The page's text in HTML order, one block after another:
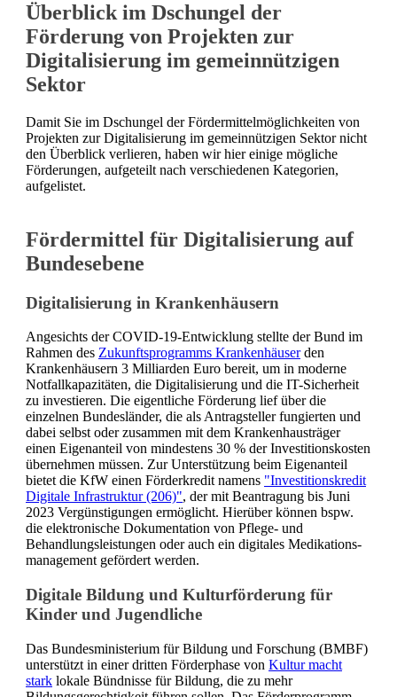
Überblick im Dschungel der
Förderung von Projekten zur
Digitalisierung im gemeinnützigen
Sektor
Damit Sie im Dschungel der Fördermittelmöglichkeiten von
Projekten zur Digitalisierung im gemeinnützigen Sektor nicht
den Überblick verlieren, haben wir hier einige mögliche
Förderungen, aufgeteilt nach verschiedenen Kategorien,
aufgelistet.
Fördermittel für Digitalisierung auf
Bundesebene
Digitalisierung in Krankenhäusern
Angesichts der COVID-19-Entwicklung stellte der Bund im
Rahmen des Zukunftsprogramms Krankenhäuserden
Krankenhäusern 3 Milliarden Euro bereit, um in moderne
Notfallkapazitäten, die Digitalisierung und die IT-Sicherheit
zu investieren. Die eigentliche Förderung lief über die
einzelnen Bundesländer, die als Antragsteller fungierten und
dabei selbst oder zusammen mit dem Kranken­haus­träger
einen Eigenanteil von mindestens 30 % der Investitions­kosten
übernehmen müssen. Zur Unterstützung beim Eigenanteil
bietet die KfW einen Förderkredit namens "Investitions­kredit
Digitale Infra­struktur (206)", der mit Beantragung bis Juni
2023 Vergünstigungen ermöglicht. Hierüber können bspw.
die elektronische Dokumentation von Pflege- und
Behandlungs­leistungen oder auch ein digitales Medikations­
management gefördert werden.
Digitale Bildung und Kulturförderung für
Kinder und Jugendliche
Das Bundesministerium für Bildung und Forschung (BMBF)
unterstützt in einer dritten Förderphase von Kultur macht
stark lokale Bündnisse für Bildung, die zu mehr